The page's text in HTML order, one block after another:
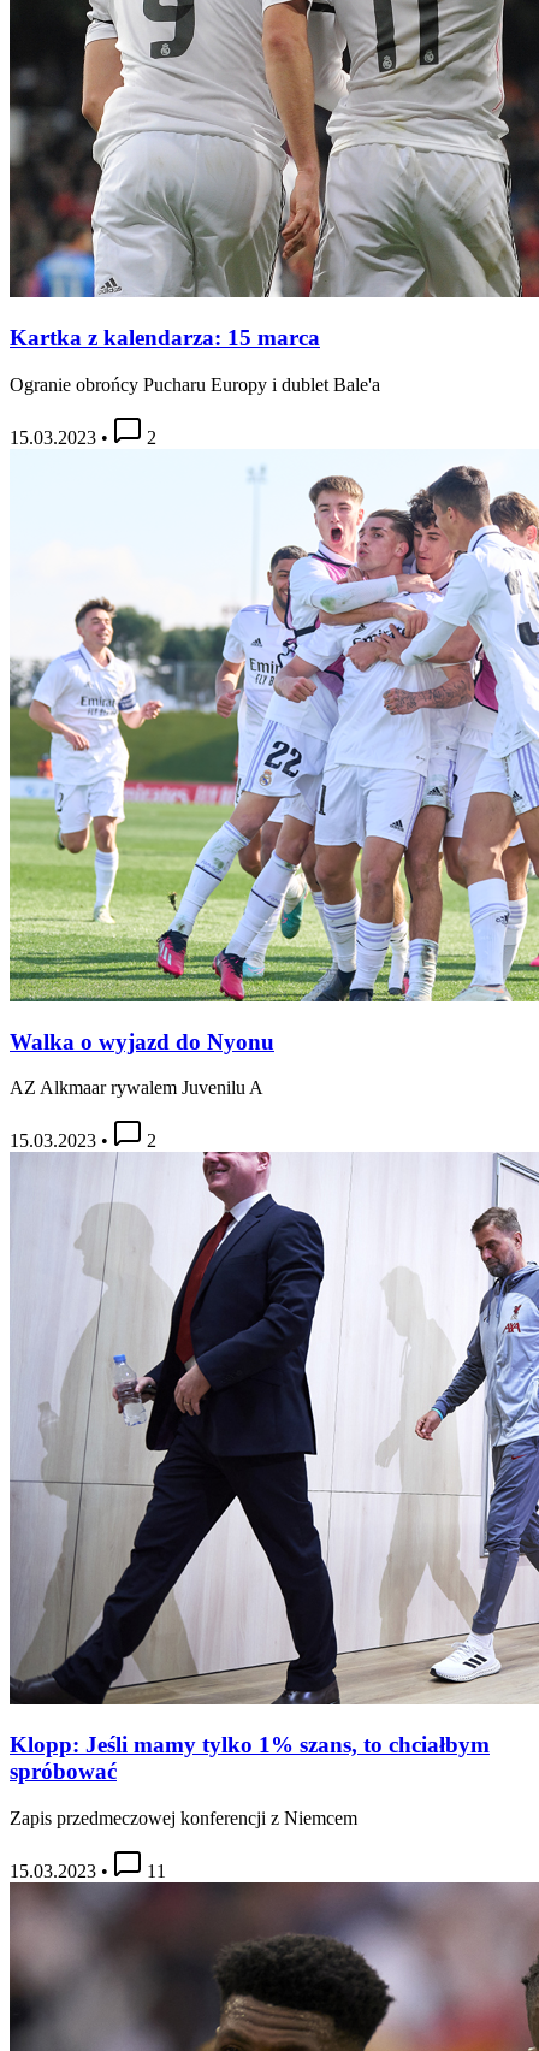
Kartka z kalendarza: 15 marca
Ogranie obrońcy Pucharu Europy i dublet Bale'a
15.03.2023 • 2
Walka o wyjazd do Nyonu
AZ Alkmaar rywalem Juvenilu A
15.03.2023 • 2
Klopp: Jeśli mamy tylko 1% szans, to chciałbym
spróbować
Zapis przedmeczowej konferencji z Niemcem
15.03.2023 • 11